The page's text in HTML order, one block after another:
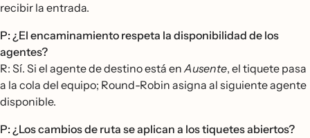
recibir la entrada.
P: ¿El encaminamiento respeta la disponibilidad de los
agentes?
R: Sí. Si el agente de destino está enAusente, el tiquete pasa
a la cola del equipo; Round-Robin asigna al siguiente agente
disponible.
P: ¿Los cambios de ruta se aplican a los tiquetes abiertos?